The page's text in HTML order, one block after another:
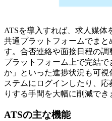
ATSを導入すれば、求人媒体
共通プラットフォームでま
す。合否連絡や面接日程の
プラットフォーム上で完結
か」といった進捗状況も可
ステムにログインしたり、
りする手間を大幅に削減でき
ATSの主な機能